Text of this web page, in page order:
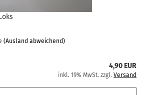
(Ausland abweichend)
4,90 EUR
inkl. 19% MwSt. zzgl. Versand